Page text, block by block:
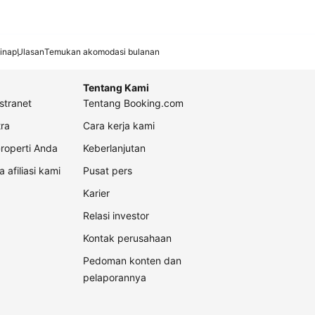
UlasanTemukan akomodasi bulanan
Anda
afiliasi kami
Tentang Kami
Tentang Booking.com
Cara kerja kami
Keberlanjutan
Pusat pers
Karier
Relasi investor
Kontak perusahaan
Pedoman konten dan
pelaporannya